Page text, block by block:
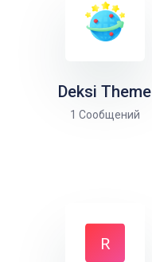
Deksi Theme
1 Сообщений